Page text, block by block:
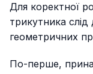
Для коректної
трикутника
геометричних
По-перше,